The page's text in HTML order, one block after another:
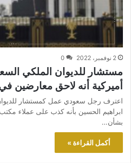
2 نوفمبر، 2022 0
مستشار للديوان الملكي
أميركية أنه لاحق معارضين
اعترف رجل سعودي عمل كمستشار
ابراهيم الحسين بأنه كذب على عملاء مكتب
بشأن…
أكمل القراءة »